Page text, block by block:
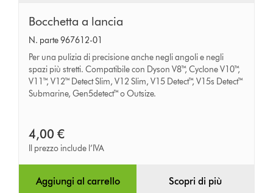
Bocchetta
a
lancia
Bocchetta a lancia
N. parte 967612-01
Per una pulizia di precisione anche negli angoli e negli
spazi più stretti. Compatibile con Dyson V8™, Cyclone V10™,
V11™, V12™ Detect Slim, V12 Slim, V15 Detect™, V15s Detect™
Submarine, Gen5detect™ o Outsize.
4,00 €
Il prezzo include l’IVA
Aggiungi al carrello Scopri di più